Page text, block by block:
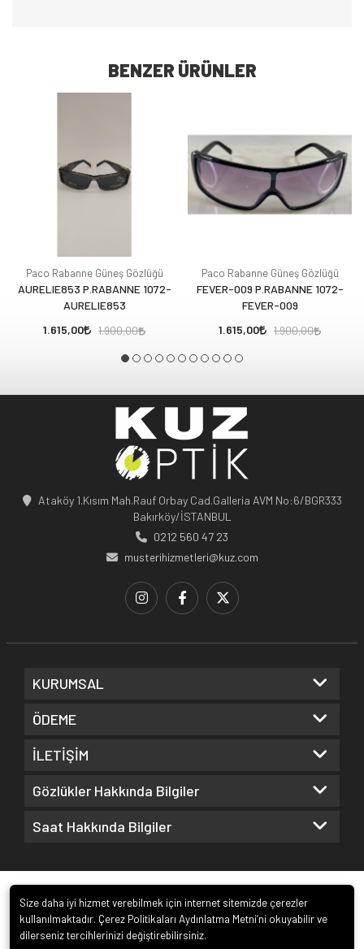
BENZER ÜRÜNLER
Paco Rabanne Güneş Gözlüğü
AURELIE853 P.RABANNE 1072-
AURELIE853
1.615,00
1.900,00
Paco Rabanne Güneş Gözlüğü
FEVER-009 P.RABANNE 1072-
FEVER-009
1.615,00
1.900,00
Ataköy 1.Kısım Mah.Rauf Orbay Cad.Galleria AVM No:6/BGR333
Bakırköy/İSTANBUL
0212 560 47 23
musterihizmetleri@kuz.com
KURUMSAL
ÖDEME
İLETİŞİM
Gözlükler Hakkında Bilgiler
Saat Hakkında Bilgiler
Size daha iyi hizmet verebilmek için internet sitemizde çerezler
kullanılmaktadır. Çerez Politikaları Aydınlatma Metni’ni okuyabilir ve
dilerseniz tercihlerinizi değiştirebilirsiniz.